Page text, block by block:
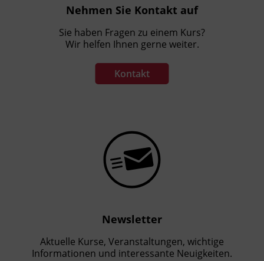
Nehmen Sie Kontakt auf
Sie haben Fragen zu einem Kurs?
Wir helfen Ihnen gerne weiter.
Kontakt
Newsletter
Aktuelle Kurse, Veranstaltungen, wichtige
Informationen und interessante Neuigkeiten.